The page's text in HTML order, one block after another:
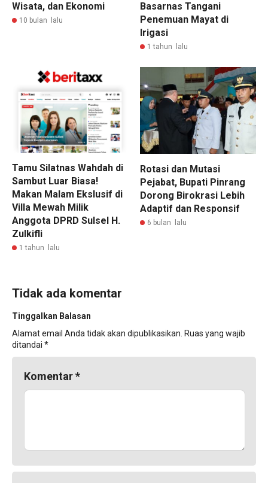
Wisata, dan Ekonomi
10 bulan lalu
Basarnas Tangani
Penemuan Mayat di
Irigasi
1 tahun lalu
Tamu Silatnas Wahdah di
Sambut Luar Biasa!
Makan Malam Ekslusif di
Villa Mewah Milik
Anggota DPRD Sulsel H.
Zulkifli
1 tahun lalu
Rotasi dan Mutasi
Pejabat, Bupati Pinrang
Dorong Birokrasi Lebih
Adaptif dan Responsif
6 bulan lalu
Tidak ada komentar
Tinggalkan Balasan
Alamat email Anda tidak akan dipublikasikan. Ruas yang wajib
ditandai *
Komentar*